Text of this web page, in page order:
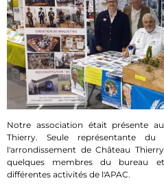
Notre association était présente
Thierry. Seule représentante
l'arrondissement de Château
quelques membres du bureau
différentes activités de l'APAC.